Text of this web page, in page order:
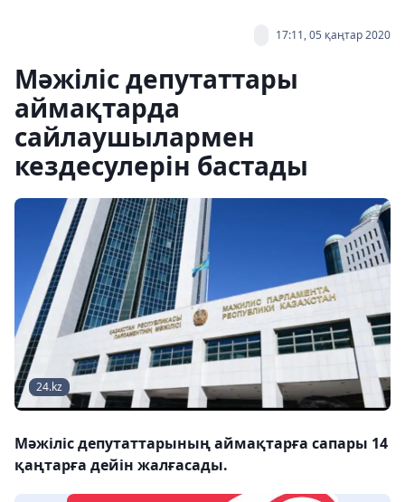
17:11, 05 қаңтар 2020
Мәжіліс депутаттары
аймақтарда
сайлаушылармен
кездесулерін бастады
24.kz
Мәжіліс депутаттарының аймақтарға сапары 14
қаңтарға дейін жалғасады.